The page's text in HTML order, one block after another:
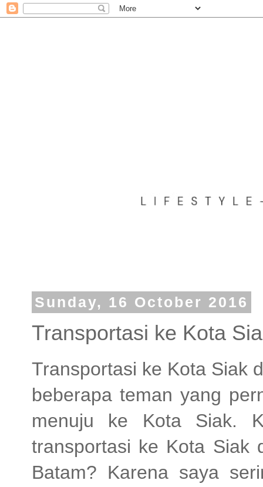
Sunday, 16 October 2016
Transportasi ke Kota
Transportasi ke Kota Siak
beberapa teman yang
menuju ke Kota Siak.
transportasi ke Kota Siak
Batam? Karena saya